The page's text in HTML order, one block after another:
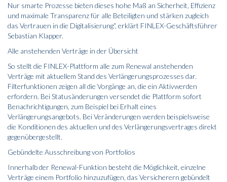
Nur smarte Prozesse bieten dieses hohe Maß an Sicherheit, Effizienz
und maximale Transparenz für alle Beteiligten und stärken zugleich
das Vertrauen in die Digitalisierung“, erklärt FINLEX-Geschäftsführer
Sebastian Klapper.
Alle anstehenden Verträge in der Übersicht
So stellt die FINLEX-Plattform alle zum Renewal anstehenden
Verträge mit aktuellem Stand des Verlängerungsprozesses dar.
Filterfunktionen zeigen all die Vorgänge an, die ein Aktivwerden
erfordern. Bei Statusänderungen versendet die Plattform sofort
Benachrichtigungen, zum Beispiel bei Erhalt eines
Verlängerungsangebots. Bei Veränderungen werden beispielsweise
die Konditionen des aktuellen und des Verlängerungsvertrages direkt
gegenübergestellt.
Gebündelte Ausschreibung von Portfolios
Innerhalb der Renewal-Funktion besteht die Möglichkeit, einzelne
Verträge einem Portfolio hinzuzufügen, das Versicherern gebündelt